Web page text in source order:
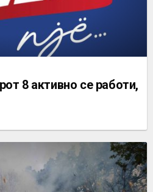
8 активно се работи,